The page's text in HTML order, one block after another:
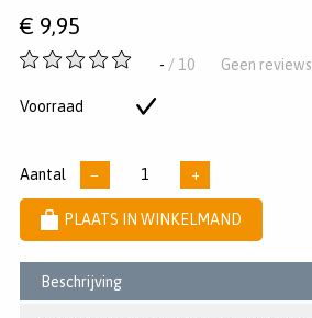
€ 9,95
-
5
- / 10 Geen reviews
Voorraad
Aantal − +
PLAATS IN WINKELMAND
Beschrijving